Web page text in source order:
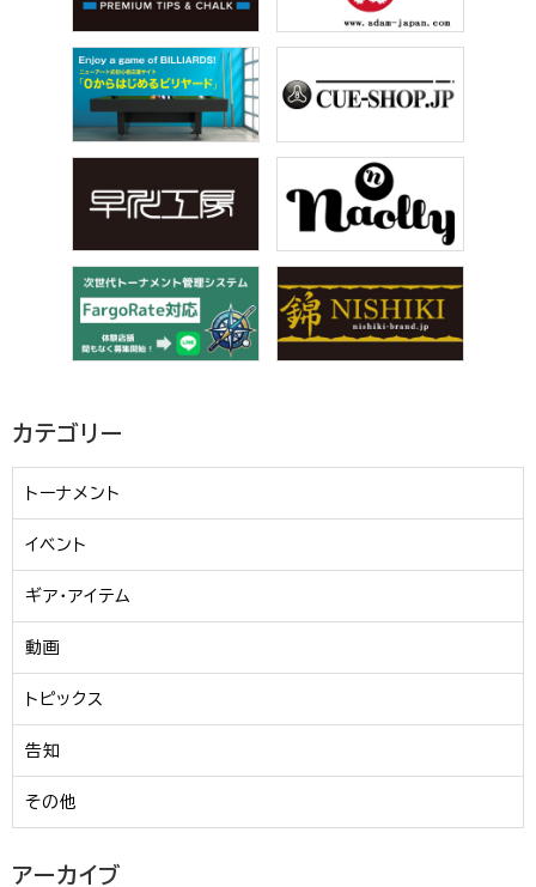
カテゴリー
トーナメント
イベント
ギア・アイテム
動画
トピックス
告知
その他
アーカイブ